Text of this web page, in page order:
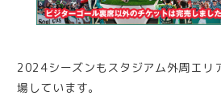
2024シーズンもスタジアム外周エリ
場しています。